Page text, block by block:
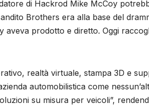
di Hackrod Mike McCoy
Brothers era alla base del
aveva prodotto e diretto. Oggi
realtà virtuale, stampa 3D e
automobilistica come
su misura per veicoli”,